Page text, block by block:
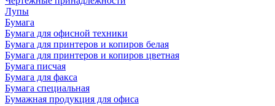
Лупы
Бумага
Бумага для офисной техники
Бумага для принтеров и копиров белая
Бумага для принтеров и копиров цветная
Бумага писчая
Бумага для факса
Бумага специальная
Бумажная продукция для офиса